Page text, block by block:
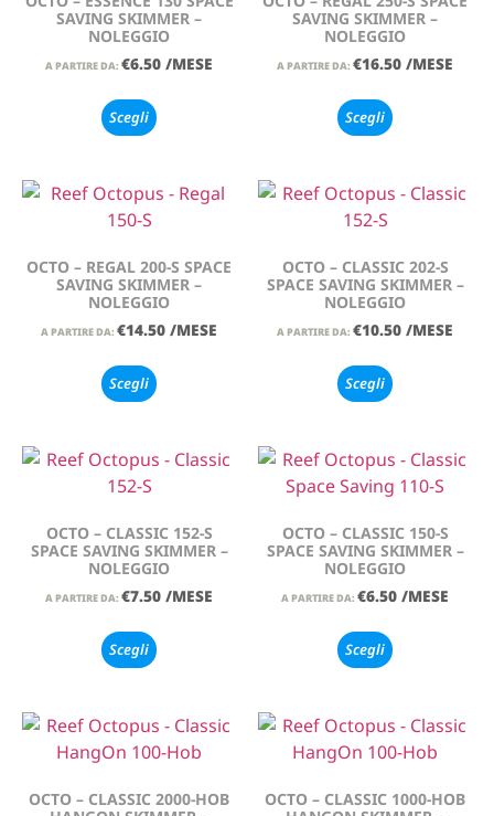
SAVING SKIMMER –
NOLEGGIO
A PARTIRE DA: €6.50 /MESE
Scegli
SAVING SKIMMER –
NOLEGGIO
A PARTIRE DA: €16.50 /MESE
Scegli
OCTO – REGAL 200-S SPACE
SAVING SKIMMER –
NOLEGGIO
A PARTIRE DA: €14.50 /MESE
Scegli
OCTO – CLASSIC 202-S
SPACE SAVING SKIMMER –
NOLEGGIO
A PARTIRE DA: €10.50 /MESE
Scegli
OCTO – CLASSIC 152-S
SPACE SAVING SKIMMER –
NOLEGGIO
A PARTIRE DA: €7.50 /MESE
Scegli
OCTO – CLASSIC 150-S
SPACE SAVING SKIMMER –
NOLEGGIO
A PARTIRE DA: €6.50 /MESE
Scegli
OCTO – CLASSIC 2000-HOB
OCTO – CLASSIC 1000-HOB